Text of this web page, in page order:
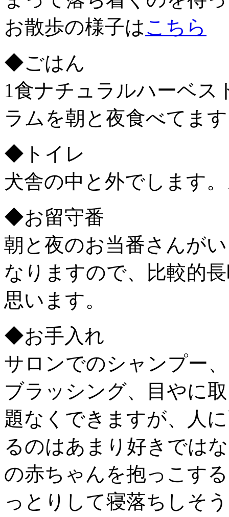
お散歩の様子はこちら
◆ごはん
1食ナチュラルハーベス
ラムを朝と夜食べてま
◆トイレ
犬舎の中と外でします
◆お留守番
朝と夜のお当番さんが
なりますので、比較的
思います。
◆お手入れ
サロンでのシャンプー
ブラッシング、目やに
題なくできますが、人
るのはあまり好きでは
の赤ちゃんを抱っこす
っとりして寝落ちしそ